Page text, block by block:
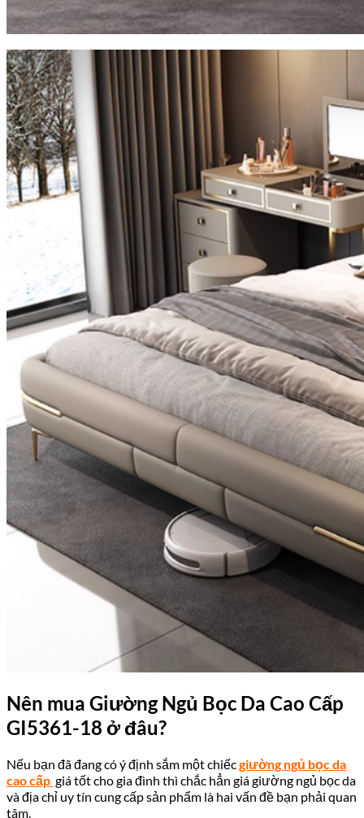
Nên mua Giường Ngủ Bọc Da Cao Cấp
GI5361-18 ở đâu?
Nếu bạn đã đang có ý định sắm một chiếcgiường ngủ bọc da
cao cấp giá tốt cho gia đình thì chắc hẳn giá giường ngủ bọc da
và địa chỉ uy tín cung cấp sản phẩm là hai vấn đề bạn phải quan
tâm.